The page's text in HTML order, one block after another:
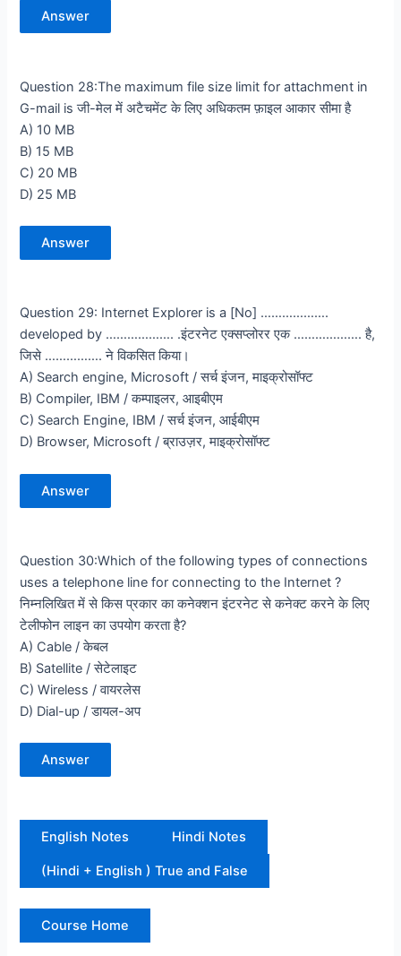
Answer
Question 28:The maximum file size limit for attachment in
G-mail is जी-मेल में अटैचमेंट के लिए अधिकतम फ़ाइल आकार सीमा है
A) 10 MB
B) 15 MB
C) 20 MB
D) 25 MB
Answer
Question 29: Internet Explorer is a [No] ……………….
developed by ………………. .इंटरनेट एक्सप्लोरर एक ………………. है,
जिसे ……………. ने विकसित किया।
A) Search engine, Microsoft / सर्च इंजन, माइक्रोसॉफ्ट
B) Compiler, IBM / कम्पाइलर, आइबीएम
C) Search Engine, IBM / सर्च इंजन, आईबीएम
D) Browser, Microsoft / ब्राउज़र, माइक्रोसॉफ्ट
Answer
Question 30:Which of the following types of connections
uses a telephone line for connecting to the Internet ?
निम्नलिखित में से किस प्रकार का कनेक्शन इंटरनेट से कनेक्ट करने के लिए
टेलीफोन लाइन का उपयोग करता है?
A) Cable / केबल
B) Satellite / सेटेलाइट
C) Wireless / वायरलेस
D) Dial-up / डायल-अप
Answer
English Notes Hindi Notes
(Hindi + English ) True and False
Course Home